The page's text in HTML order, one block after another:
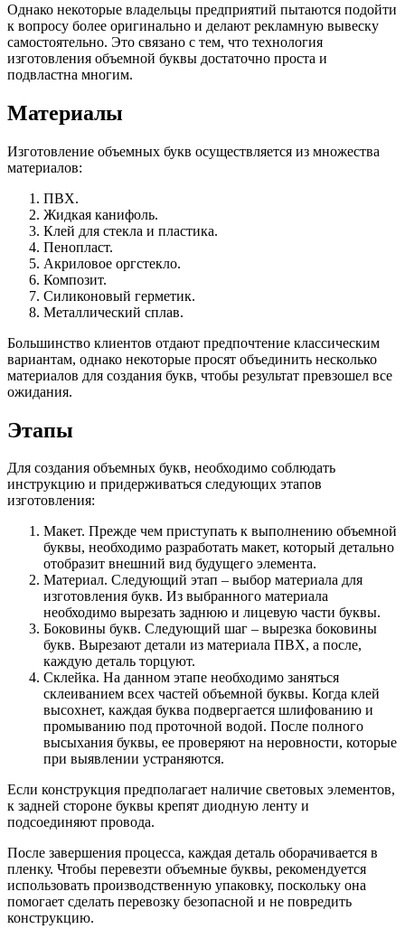
Однако некоторые владельцы предприятий пытаются подойти
к вопросу более оригинально и делают рекламную вывеску
самостоятельно. Это связано с тем, что технология
изготовления объемной буквы достаточно проста и
подвластна многим.
Материалы
Изготовление объемных букв осуществляется из множества
материалов:
ПВХ.
Жидкая канифоль.
Клей для стекла и пластика.
Пенопласт.
Акриловое оргстекло.
Композит.
Силиконовый герметик.
Металлический сплав.
Большинство клиентов отдают предпочтение классическим
вариантам, однако некоторые просят объединить несколько
материалов для создания букв, чтобы результат превзошел все
ожидания.
Этапы
Для создания объемных букв, необходимо соблюдать
инструкцию и придерживаться следующих этапов
изготовления:
Макет. Прежде чем приступать к выполнению объемной
буквы, необходимо разработать макет, который детально
отобразит внешний вид будущего элемента.
Материал. Следующий этап – выбор материала для
изготовления букв. Из выбранного материала
необходимо вырезать заднюю и лицевую части буквы.
Боковины букв. Следующий шаг – вырезка боковины
букв. Вырезают детали из материала ПВХ, а после,
каждую деталь торцуют.
Склейка. На данном этапе необходимо заняться
склеиванием всех частей объемной буквы. Когда клей
высохнет, каждая буква подвергается шлифованию и
промыванию под проточной водой. После полного
высыхания буквы, ее проверяют на неровности, которые
при выявлении устраняются.
Если конструкция предполагает наличие световых элементов,
к задней стороне буквы крепят диодную ленту и
подсоединяют провода.
После завершения процесса, каждая деталь оборачивается в
пленку. Чтобы перевезти объемные буквы, рекомендуется
использовать производственную упаковку, поскольку она
помогает сделать перевозку безопасной и не повредить
конструкцию.